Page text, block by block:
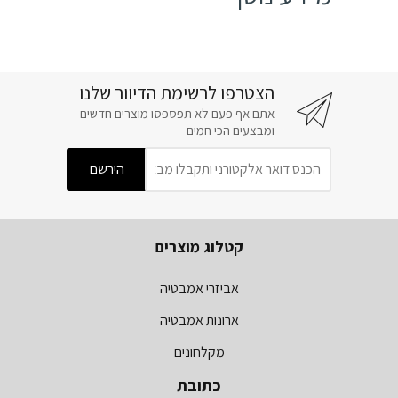
הצטרפו לרשימת הדיוור שלנו
אתם אף פעם לא תפספסו מוצרים חדשים
ומבצעים הכי חמים
קטלוג מוצרים
אביזרי אמבטיה
ארונות אמבטיה
מקלחונים
כתובת